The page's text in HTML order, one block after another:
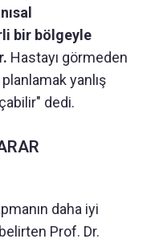
bir bölgeyle
Hastayı görmeden
yanlış
dedi.
daha iyi
Prof. Dr.